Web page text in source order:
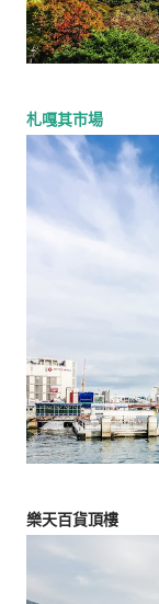
札嘎其市場
樂天百貨頂樓